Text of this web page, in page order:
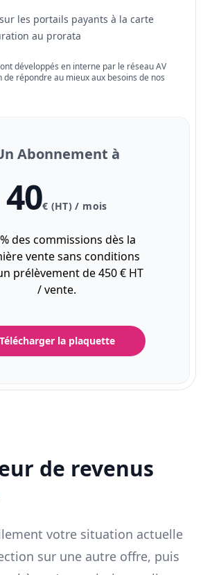
les portails payants à la carte
au prorata
développés en interne par le réseau AV
de répondre au mieux aux besoins de nos
Abonnement à
40€ (HT) / mois
des commissions dès la
vente sans conditions
prélèvement de 450 € HT
/ vente.
Télécharger la plaquette
de revenus
votre situation actuelle
sur une autre offre, puis